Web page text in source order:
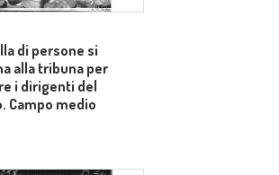
di persone si
alla tribuna per
i dirigenti del
Campo medio